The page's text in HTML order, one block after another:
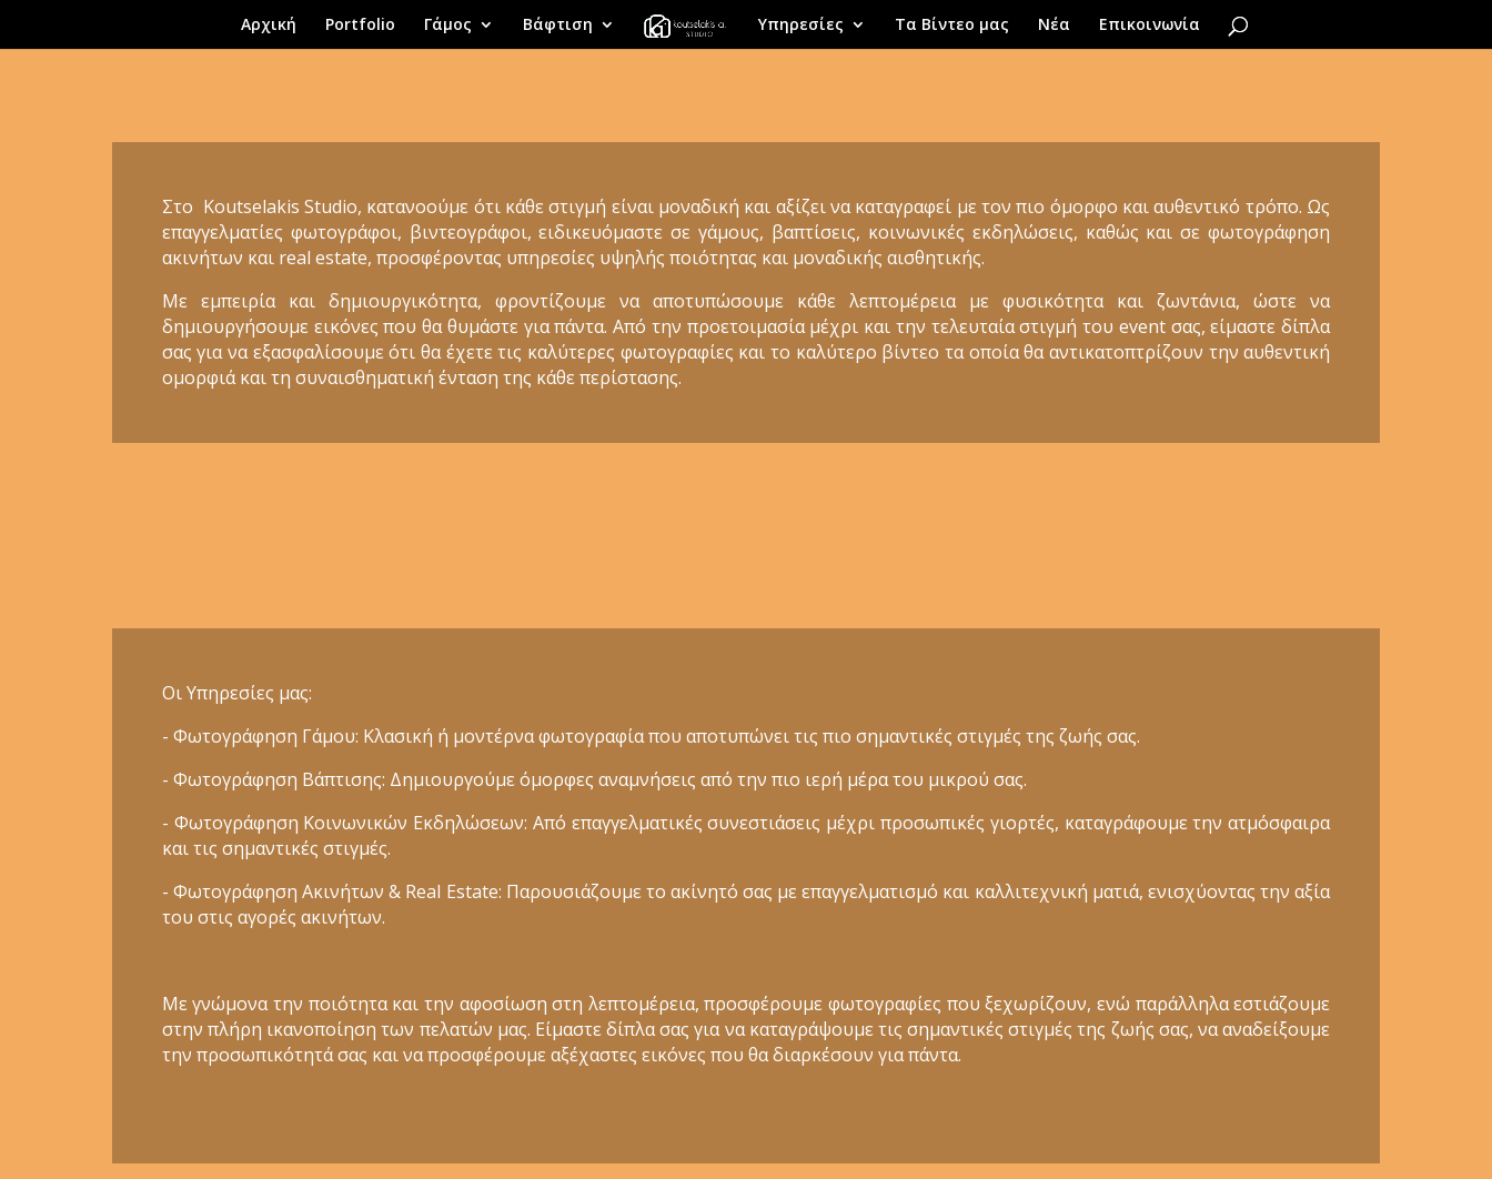
Αρχική Portfolio Γάμος Βάφτιση Υπηρεσίες Τα Βίντεο μας Νέα Επικοινωνία
Στο Koutselakis Studio, κατανοούμε ότι κάθε στιγμή είναι μοναδική και αξίζει να καταγραφεί με τον πιο όμορφο και αυθεντικό τρόπο. Ως
επαγγελματίες φωτογράφοι, βιντεογράφοι, ειδικευόμαστε σε γάμους, βαπτίσεις, κοινωνικές εκδηλώσεις, καθώς και σε φωτογράφηση
ακινήτων και real estate, προσφέροντας υπηρεσίες υψηλής ποιότητας και μοναδικής αισθητικής.
Με εμπειρία και δημιουργικότητα, φροντίζουμε να αποτυπώσουμε κάθε λεπτομέρεια με φυσικότητα και ζωντάνια, ώστε να
δημιουργήσουμε εικόνες που θα θυμάστε για πάντα. Από την προετοιμασία μέχρι και την τελευταία στιγμή του event σας, είμαστε δίπλα
σας για να εξασφαλίσουμε ότι θα έχετε τις καλύτερες φωτογραφίες και το καλύτερο βίντεο τα οποία θα αντικατοπτρίζουν την αυθεντική
ομορφιά και τη συναισθηματική ένταση της κάθε περίστασης.
Οι Υπηρεσίες μας:
- Φωτογράφηση Γάμου: Κλασική ή μοντέρνα φωτογραφία που αποτυπώνει τις πιο σημαντικές στιγμές της ζωής σας.
- Φωτογράφηση Βάπτισης: Δημιουργούμε όμορφες αναμνήσεις από την πιο ιερή μέρα του μικρού σας.
- Φωτογράφηση Κοινωνικών Εκδηλώσεων: Από επαγγελματικές συνεστιάσεις μέχρι προσωπικές γιορτές, καταγράφουμε την ατμόσφαιρα
και τις σημαντικές στιγμές.
- Φωτογράφηση Ακινήτων & Real Estate: Παρουσιάζουμε το ακίνητό σας με επαγγελματισμό και καλλιτεχνική ματιά, ενισχύοντας την αξία
του στις αγορές ακινήτων.
Με γνώμονα την ποιότητα και την αφοσίωση στη λεπτομέρεια, προσφέρουμε φωτογραφίες που ξεχωρίζουν, ενώ παράλληλα εστιάζουμε
στην πλήρη ικανοποίηση των πελατών μας. Είμαστε δίπλα σας για να καταγράψουμε τις σημαντικές στιγμές της ζωής σας, να αναδείξουμε
την προσωπικότητά σας και να προσφέρουμε αξέχαστες εικόνες που θα διαρκέσουν για πάντα.